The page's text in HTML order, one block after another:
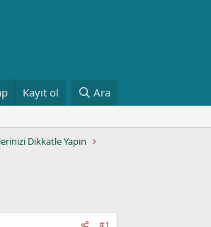
Kayıt ol Ara
Dikkatle Yapın